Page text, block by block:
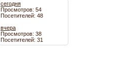
сегодня
Просмотров: 54
Посетителей: 48
вчера
Просмотров: 38
Посетителей: 31